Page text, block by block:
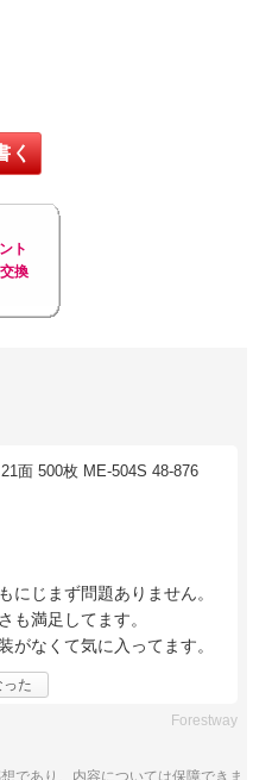
く
ト
換
面 500枚 ME-504S 48-876
にじまず問題ありません。
も満足してます。
がなくて気に入ってます。
た
Forestway